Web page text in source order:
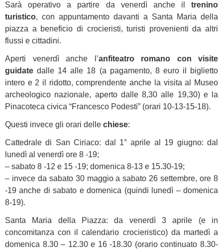
Sarà operativo a partire da venerdì anche il trenino
turistico, con appuntamento davanti a Santa Maria della
piazza a beneficio di crocieristi, turisti provenienti da altri
flussi e cittadini.
Aperti venerdì anche l’anfiteatro romano con visite
guidate dalle 14 alle 18 (a pagamento, 8 euro il biglietto
intero e 2 il ridotto, comprendente anche la visita al Museo
archeologico nazionale, aperto dalle 8,30 alle 19,30) e la
Pinacoteca civica “Francesco Podesti” (orari 10-13-15-18).
Questi invece gli orari delle chiese:
Cattedrale di San Ciriaco: dal 1° aprile al 19 giugno: dal
lunedì al venerdì ore 8 -19;
– sabato 8 -12 e 15 -19; domenica 8-13 e 15.30-19;
– invece da sabato 30 maggio a sabato 26 settembre, ore 8
-19 anche di sabato e domenica (quindi lunedì – domenica
8-19).
Santa Maria della Piazza: da venerdì 3 aprile (e in
concomitanza con il calendario crocieristico) da martedì a
domenica 8.30 – 12.30 e 16 -18.30 (orario continuato 8.30-